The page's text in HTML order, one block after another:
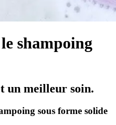
shampoing
un meilleur soin.
sous forme solide